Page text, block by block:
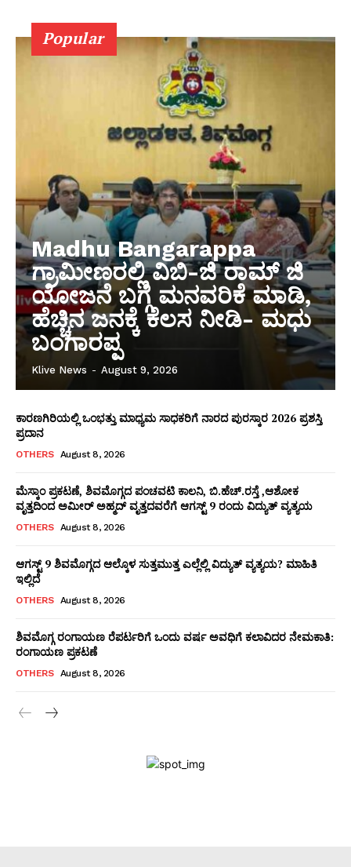
WhatsApp
Facebook
LinkedIn
Messenger
X Telegram
Twitter
EmailCopy
SUBSCRIBE NOW
Popular
Madhu Bangarappa
ಗ್ರಾಮೀಣರಲ್ಲಿ ವಿಬಿ-ಜಿ ರಾಮ್ ಜಿ
ಯೋಜನೆ ಬಗ್ಗೆ ಮನವರಿಕೆ ಮಾಡಿ,
ಹೆಚ್ಚಿನ ಜನಕ್ಕೆ ಕೆಲಸ ನೀಡಿ- ಮಧು
ಬಂಗಾರಪ್ಪ
Klive News - August 9, 2026
ಕಾರಣಗಿರಿಯಲ್ಲಿ ಒಂಭತ್ತು ಮಾಧ್ಯಮ ಸಾಧಕರಿಗೆ ನಾರದ ಪುರಸ್ಕಾರ 2026 ಪ್ರಶಸ್ತಿ
ಪ್ರದಾನ‌
OTHERS August 8, 2026
ಮೆಸ್ಕಾಂ ಪ್ರಕಟಣೆ, ಶಿವಮೊಗ್ಗದ ಪಂಚವಟಿ ಕಾಲನಿ, ಬಿ.ಹೆಚ್.ರಸ್ತೆ ,ಆಶೋಕ
ವೃತ್ತದಿಂದ ಅಮೀರ್ ಅಹ್ಮದ್ ವೃತ್ತದವರೆಗೆ ಆಗಸ್ಟ್ 9 ರಂದು ವಿದ್ಯುತ್ ವ್ಯತ್ಯಯ
OTHERS August 8, 2026
ಆಗಸ್ಟ್ 9 ಶಿವಮೊಗ್ಗದ ಆಲ್ಕೊಳ ಸುತ್ತಮುತ್ತ ಎಲ್ಲೆಲ್ಲಿ ವಿದ್ಯುತ್ ವ್ಯತ್ಯಯ? ಮಾಹಿತಿ
ಇಲ್ಲಿದೆ
OTHERS August 8, 2026
ಶಿವಮೊಗ್ಗ ರಂಗಾಯಣ ರೆಪರ್ಟರಿಗೆ ಒಂದು ವರ್ಷ ಅವಧಿಗೆ ಕಲಾವಿದರ ನೇಮಕಾತಿ:
ರಂಗಾಯಣ ಪ್ರಕಟಣೆ
OTHERS August 8, 2026